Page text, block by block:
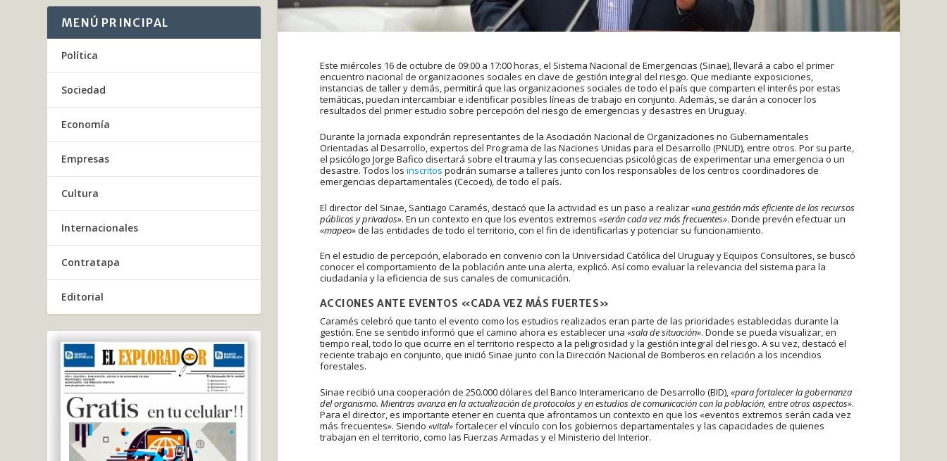
Este miércoles 16 de octubre de 09:00 a 17:00 horas, el Sistema Nacional de Emergencias (Sinae), llevará a cabo el primer
encuentro nacional de organizaciones sociales en clave de gestión integral del riesgo. Que mediante exposiciones,
instancias de taller y demás, permitirá que las organizaciones sociales de todo el país que comparten el interés por estas
temáticas, puedan intercambiar e identificar posibles líneas de trabajo en conjunto. Además, se darán a conocer los
resultados del primer estudio sobre percepción del riesgo de emergencias y desastres en Uruguay.
Durante la jornada expondrán representantes de la Asociación Nacional de Organizaciones no Gubernamentales
Orientadas al Desarrollo, expertos del Programa de las Naciones Unidas para el Desarrollo (PNUD), entre otros. Por su parte,
el psicólogo Jorge Bafico disertará sobre el trauma y las consecuencias psicológicas de experimentar una emergencia o un
desastre. Todos los inscritos podrán sumarse a talleres junto con los responsables de los centros coordinadores de
emergencias departamentales (Cecoed), de todo el país.
El director del Sinae, Santiago Caramés, destacó que la actividad es un paso a realizar«una gestión más eficiente de los recursos
públicos y privados». En un contexto en que los eventos extremos «serán cada vez más frecuentes». Donde prevén efectuar un
«mapeo»de las entidades de todo el territorio, con el fin de identificarlas y potenciar su funcionamiento.
En el estudio de percepción, elaborado en convenio con la Universidad Católica del Uruguay y Equipos Consultores, se buscó
conocer el comportamiento de la población ante una alerta, explicó. Así como evaluar la relevancia del sistema para la
ciudadanía y la eficiencia de sus canales de comunicación.
ACCIONES ANTE EVENTOS «CADA VEZ MÁS FUERTES»
Caramés celebró que tanto el evento como los estudios realizados eran parte de las prioridades establecidas durante la
gestión. Ene se sentido informó que el camino ahora es establecer una «sala de situación». Donde se pueda visualizar, en
tiempo real, todo lo que ocurre en el territorio respecto a la peligrosidad y la gestión integral del riesgo. A su vez, destacó el
reciente trabajo en conjunto, que inició Sinae junto con la Dirección Nacional de Bomberos en relación a los incendios
forestales.
Sinae recibió una cooperación de 250.000 dólares del Banco Interamericano de Desarrollo (BID),«para fortalecer la gobernanza
del organismo. Mientras avanza en la actualización de protocolos y en estudios de comunicación con la población, entre otros aspectos».
Para el director, es importante etener en cuenta que afrontamos un contexto en que los «eventos extremos serán cada vez
más frecuentes». Siendo «vital»fortalecer el vínculo con los gobiernos departamentales y las capacidades de quienes
trabajan en el territorio, como las Fuerzas Armadas y el Ministerio del Interior.
MENÚ PRINCIPAL
Política
Sociedad
Economía
Empresas
Cultura
Internacionales
Contratapa
Editorial